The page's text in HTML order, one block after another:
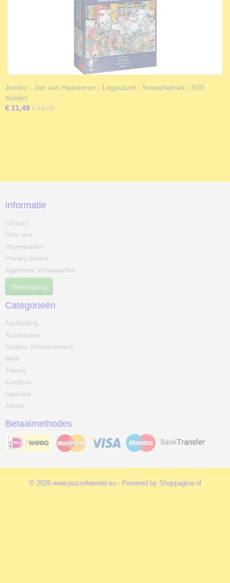
Jumbo - Jan van Haasteren - Legpuzzel - Snoepfabriek - 500
stukjes
€ 11,49 € 13,00
Informatie
Contact
Over ons
Voorwaarden
Privacy-Beleid
Algemene Voorwaarden
Herroeping
Categorieën
Aanbieding
Accessoires
Stukjes (Volwassenen)
Merk
Thema
Kinderen
Speciaal
Artiest
Betaalmethodes
© 2026 www.puzzelwereld.eu - Powered by Shoppagina.nl